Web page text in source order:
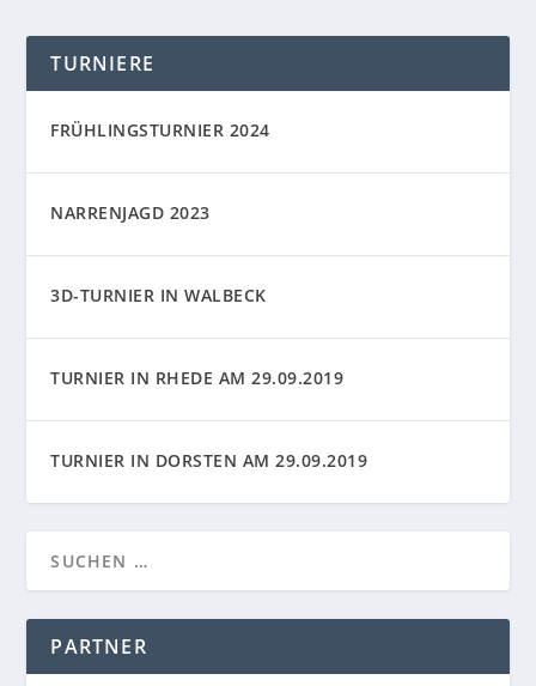
TURNIERE
FRÜHLINGSTURNIER 2024
NARRENJAGD 2023
3D-TURNIER IN WALBECK
TURNIER IN RHEDE AM 29.09.2019
TURNIER IN DORSTEN AM 29.09.2019
PARTNER